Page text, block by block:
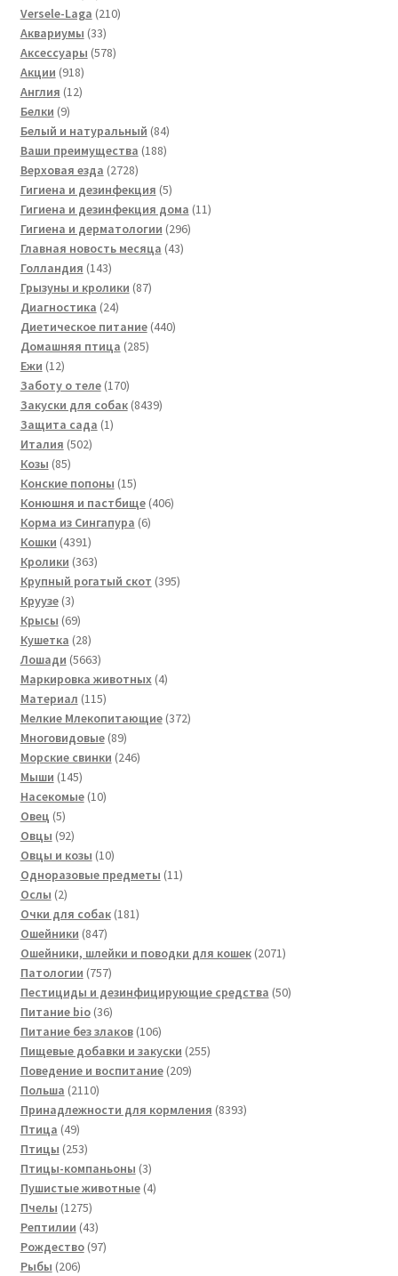
товара
Versele-Laga 210210
Аквариумы 3333
товара
Аксессуары 578578
Акции 918918
товаров
Англия 1212
Белки 99
товаров
Белый и натуральный 8484
товара
Ваши преимущества 188188
Верховая езда 27282728
товаров
Гигиена и дезинфекция 55
товаров
Гигиена и дезинфекция дома 1111
Гигиена и дерматологии 296296
Главная новость месяца 4343
Голландия 143143
товара
Грызуны и кролики 8787
Диагностика 2424
товара
Диетическое питание 440440
Домашняя птица 285285
Ежи 1212
товаров
Заботу о теле 170170
товаров
Закуски для собак 84398439
Защита сада 11
Италия 502502
Козы 8585
товаров
Конские попоны 1515
товаров
Конюшня и пастбище 406406
Корма из Сингапура 66
Кошки 43914391
товар
Кролики 363363
товара
Крупный рогатый скот 395395
Круузе 33
товара
Крысы 6969
товаров
Кушетка 2828
товаров
Лошади 56635663
товара
Маркировка животных 44
Материал 115115
товаров
Мелкие Млекопитающие 372372
Многовидовые 8989
товаров
Морские свинки 246246
Мыши 145145
товаров
Насекомые 1010
Овец 55
товаров
Овцы 9292
товара
Овцы и козы 1010
товаров
Одноразовые предметы 1111
Ослы 22
товара
Очки для собак 181181
Ошейники 847847
товаров
Ошейники, шлейки и поводки для кошек 20712071
Патологии 757757
товаров
Пестициды и дезинфицирующие средства 5050
Питание bio 3636
товаров
Питание без злаков 106106
товаров
Пищевые добавки и закуски 255255
Поведение и воспитание 209209
Польша 21102110
товаров
Принадлежности для кормления 83938393
Птица 4949
товаров
Птицы 253253
товара
Птицы-компаньоны 33
товара
Пушистые животные 44
Пчелы 12751275
товаров
Рептилии 4343
товара
Рождество 9797
Рыбы 206206